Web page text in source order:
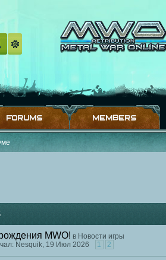
FORUMS MEMBERS
MWO! в Новости игры
Nesquik, 19 Июл 2026
1 2